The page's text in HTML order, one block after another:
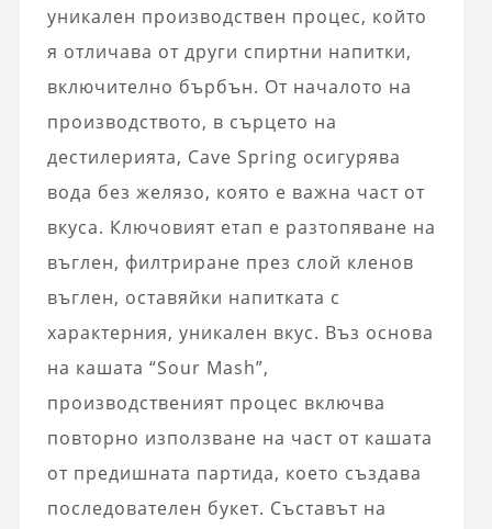
уникален производствен процес, който
я отличава от други спиртни напитки,
включително бърбън. От началото на
производството, в сърцето на
дестилерията, Cave Spring осигурява
вода без желязо, която е важна част от
вкуса. Ключовият етап е разтопяване на
въглен, филтриране през слой кленов
въглен, оставяйки напитката с
характерния, уникален вкус. Въз основа
на кашата “Sour Mash”,
производственият процес включва
повторно използване на част от кашата
от предишната партида, което създава
последователен букет. Съставът на